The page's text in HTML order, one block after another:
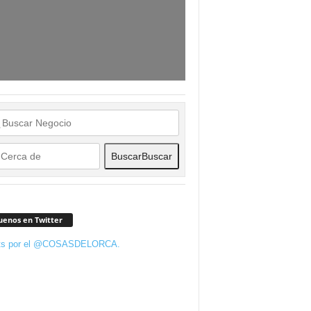
BuscarBuscar
en Twitter
por el @COSASDELORCA.